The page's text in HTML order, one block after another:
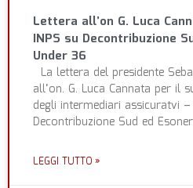
Lettera all’on G. Luca
INPS su Decontribuzione
Under 36
La lettera del presidente
all’on. G. Luca Cannata per il
degli intermediari assicuratvi
Decontribuzione Sud ed
LEGGI TUTTO »